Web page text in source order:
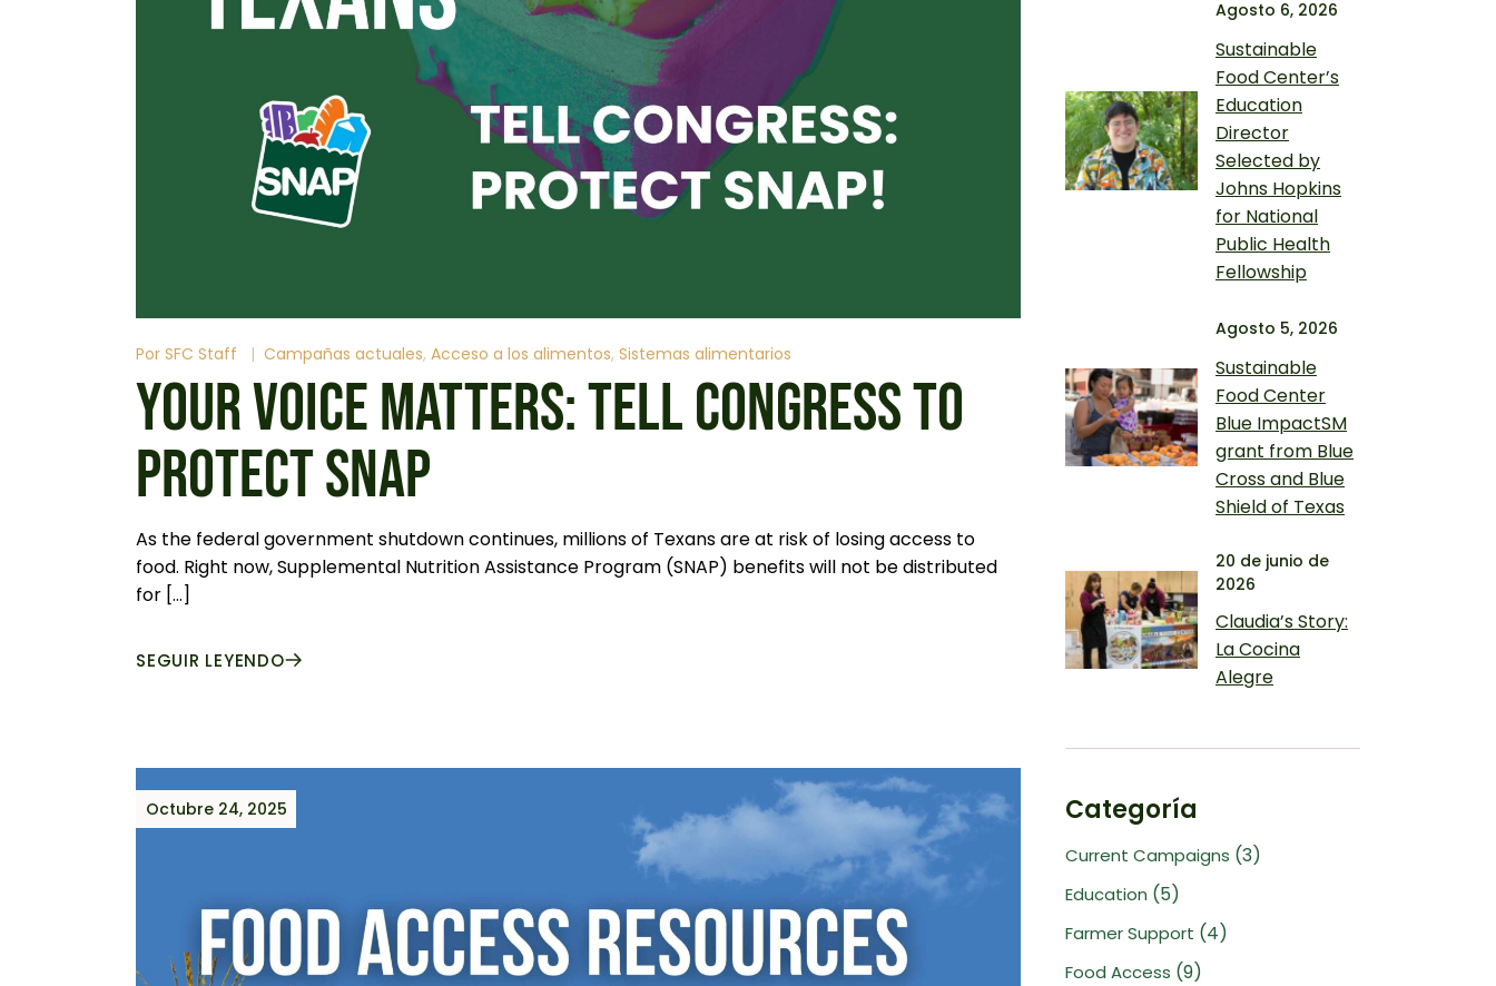
Por SFC Staff Campañas actuales Acceso a los alimentos Sistemas alimentarios
YOUR VOICE MATTERS: TELL CONGRESS TO
PROTECT SNAP
As the federal government shutdown continues, millions of Texans are at risk of losing access to
food. Right now, Supplemental Nutrition Assistance Program (SNAP) benefits will not be distributed
for […]
SEGUIR LEYENDO
Octubre 24, 2025
Agosto 6, 2026
Sustainable
Food Center’s
Education
Director
Selected by
Johns Hopkins
for National
Public Health
Fellowship
Agosto 5, 2026
Sustainable
Food Center
Blue ImpactSM
grant from Blue
Cross and Blue
Shield of Texas
20 de junio de
2026
Claudia’s Story:
La Cocina
Alegre
Categoría
Current Campaigns (3)
Education (5)
Farmer Support (4)
Food Access (9)